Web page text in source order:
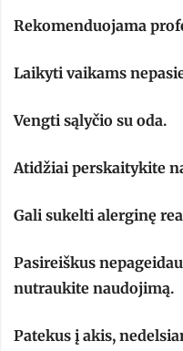
Rekomenduojama
Laikyti vaikams
Vengti sąlyčio su oda.
Atidžiai perskaitykite
Gali sukelti alerginę
Pasireiškus
nutraukite naudojimą.
Patekus į akis,